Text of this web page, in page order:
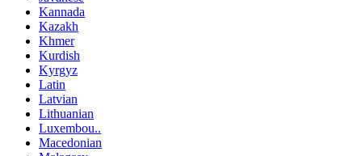
Kannada
Kazakh
Khmer
Kurdish
Kyrgyz
Latin
Latvian
Lithuanian
Luxembou..
Macedonian